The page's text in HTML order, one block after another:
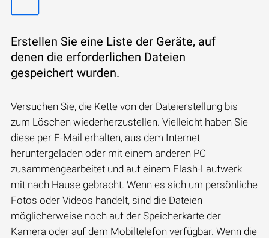
Erstellen Sie eine Liste der Geräte, auf
denen die erforderlichen Dateien
gespeichert wurden.
Versuchen Sie, die Kette von der Dateierstellung bis
zum Löschen wiederherzustellen. Vielleicht haben Sie
diese per E-Mail erhalten, aus dem Internet
heruntergeladen oder mit einem anderen PC
zusammengearbeitet und auf einem Flash-Laufwerk
mit nach Hause gebracht. Wenn es sich um persönliche
Fotos oder Videos handelt, sind die Dateien
möglicherweise noch auf der Speicherkarte der
Kamera oder auf dem Mobiltelefon verfügbar. Wenn die